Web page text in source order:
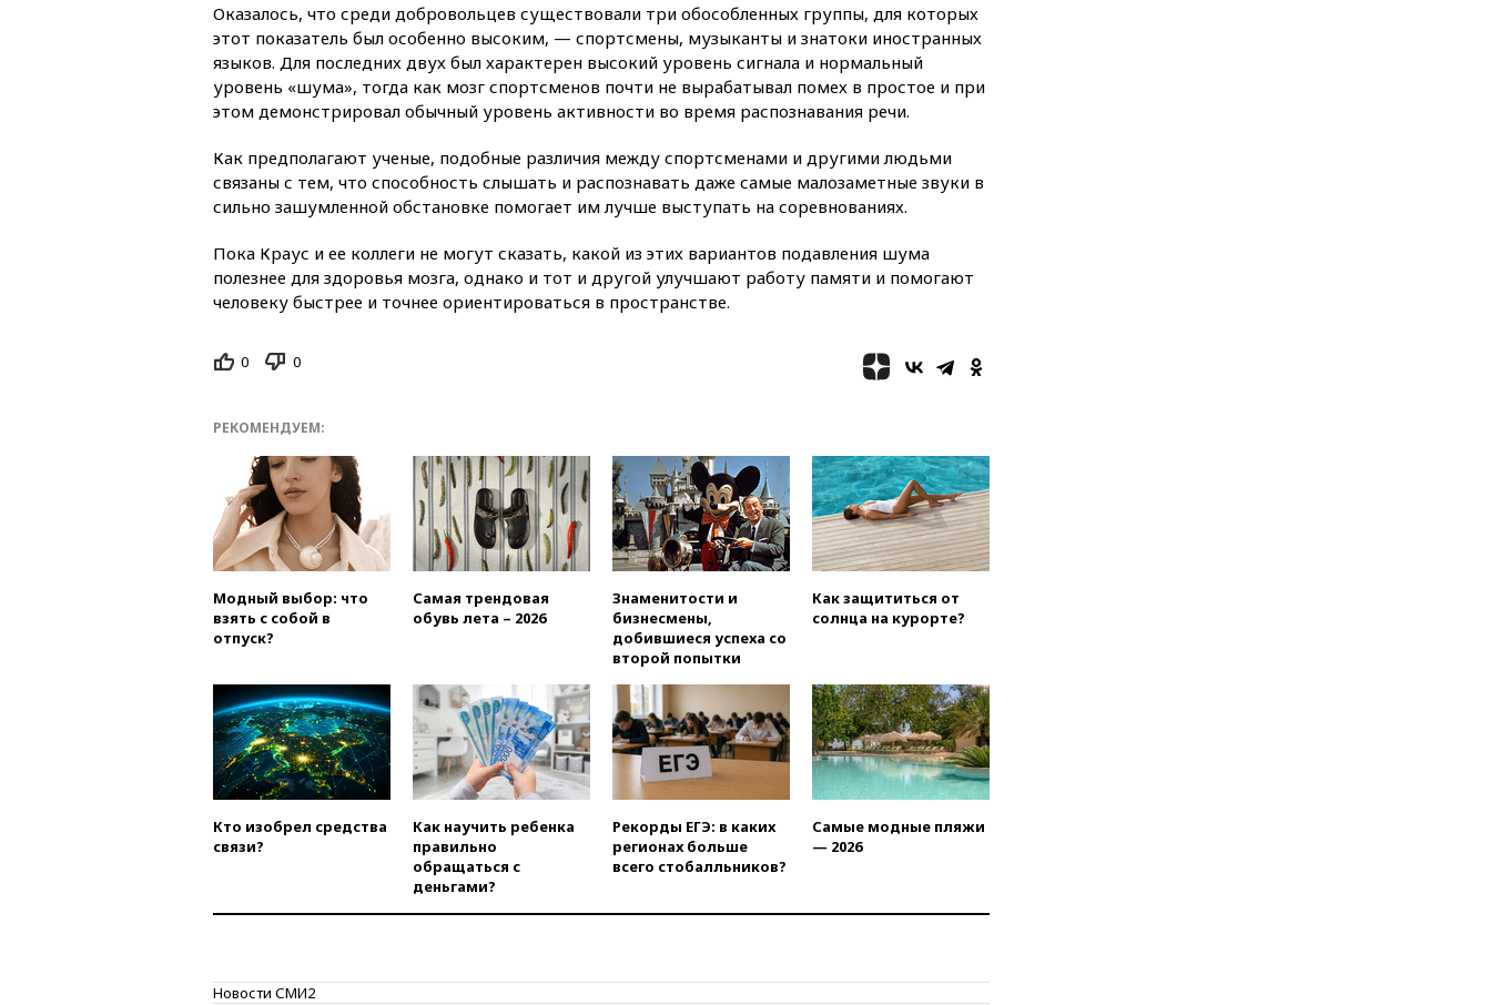
Персидском заливе и на
Украине
13:09 Суд обязал москвичку
выселить из квартиры
крокодила, лису и других
12:51 Россия планирует
запустить групповые
безвизовые турпоездки для
12:36 Экспорт растворимого
кофе из России достиг
взяли под контроль село
Анискино в Харьковской
планирует вводить
ограничения на доступ детей
в соцсети
11:58
Резаи: Иран не допустит
открытия второго маршрута в
Ормузском проливе
Жители Москвы и
Подмосковья сообщили о
громких взрывах
изменить процедуру
банкротства для
пострадавших от атак БПЛА
продавцов
Шадаев исключил
«Госуслугах»
11:22
соглашения с Индонезией и
Оказалось, что среди добровольцев существовали три обособленных группы, для которых
этот показатель был особенно высоким, — спортсмены, музыканты и знатоки иностранных
языков. Для последних двух был характерен высокий уровень сигнала и нормальный
уровень «шума», тогда как мозг спортсменов почти не вырабатывал помех в простое и при
этом демонстрировал обычный уровень активности во время распознавания речи.
Как предполагают ученые, подобные различия между спортсменами и другими людьми
связаны с тем, что способность слышать и распознавать даже самые малозаметные звуки в
сильно зашумленной обстановке помогает им лучше выступать на соревнованиях.
Пока Краус и ее коллеги не могут сказать, какой из этих вариантов подавления шума
полезнее для здоровья мозга, однако и тот и другой улучшают работу памяти и помогают
человеку быстрее и точнее ориентироваться в пространстве.
0 0
РЕКОМЕНДУЕМ:
Модный выбор: что
взять с собой в
отпуск?
Самая трендовая
обувь лета – 2026
Знаменитости и
бизнесмены,
добившиеся успеха со
второй попытки
Как защититься от
солнца на курорте?
Кто изобрел средства
связи?
Как научить ребенка
правильно
обращаться с
деньгами?
Рекорды ЕГЭ: в каких
регионах больше
всего стобалльников?
Самые модные пляжи
— 2026
Новости СМИ2